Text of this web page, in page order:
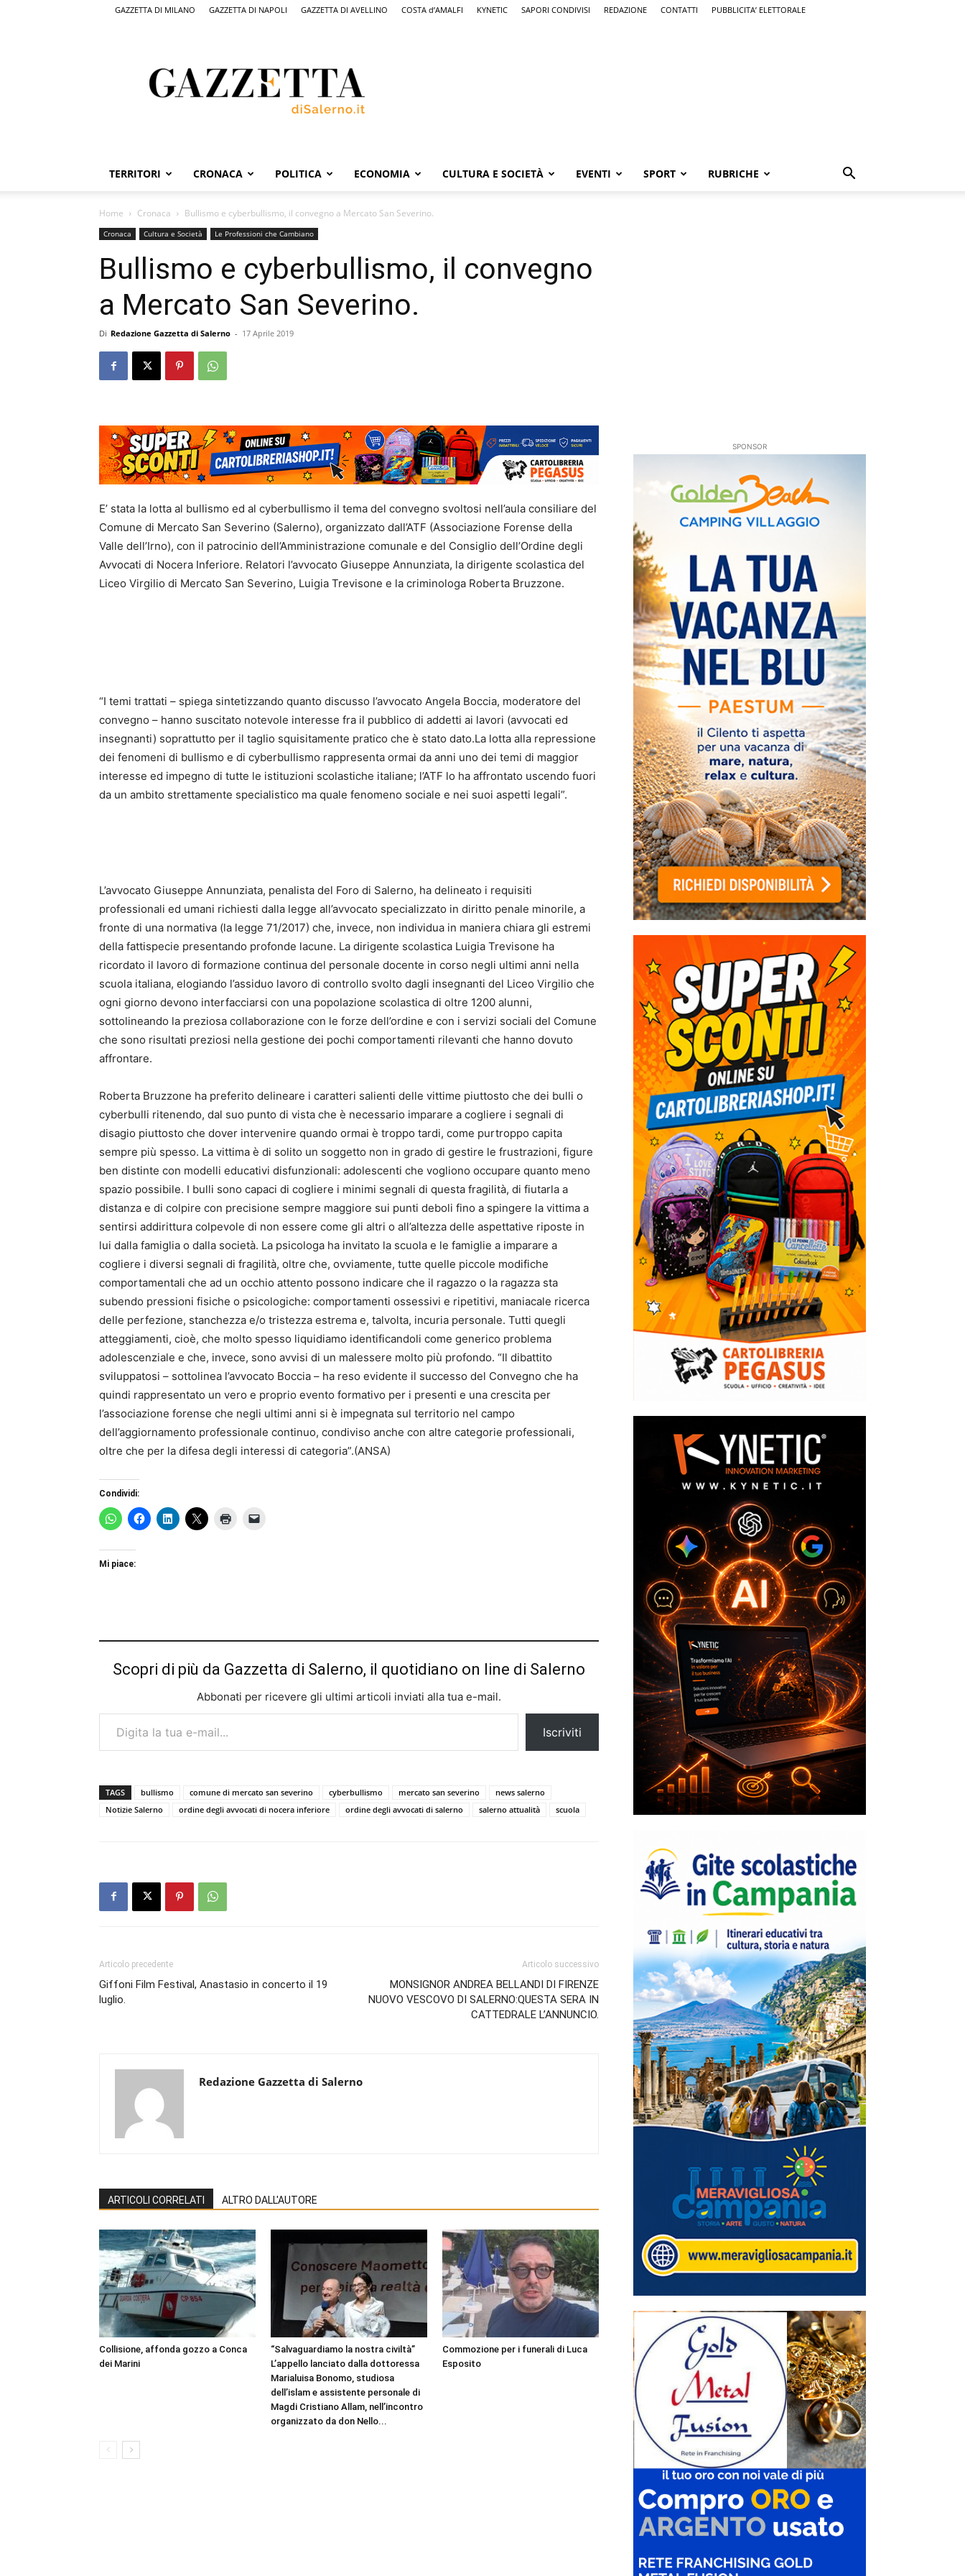
GAZZETTA DI MILANO GAZZETTA DI NAPOLI GAZZETTA DI AVELLINO COSTA d’AMALFI KYNETIC SAPORI CONDIVISI REDAZIONE CONTATTI PUBBLICITA’ ELETTORALE
Salerno,
il
quotidiano
Salerno
TERRITORI CRONACA POLITICA ECONOMIA CULTURA E SOCIETÀ EVENTI SPORT RUBRICHE
Home Cronaca Bullismo e cyberbullismo, il convegno a Mercato San Severino.
Cronaca Cultura e Società Le Professioni che Cambiano
Bullismo e cyberbullismo, il convegno
a Mercato San Severino.
Di Redazione Gazzetta di Salerno - 17 Aprile 2019
E’ stata la lotta al bullismo ed al cyberbullismo il tema del convegno svoltosi nell’aula consiliare del
Comune di Mercato San Severino (Salerno), organizzato dall’ATF (Associazione Forense della
Valle dell’Irno), con il patrocinio dell’Amministrazione comunale e del Consiglio dell’Ordine degli
Avvocati di Nocera Inferiore. Relatori l’avvocato Giuseppe Annunziata, la dirigente scolastica del
Liceo Virgilio di Mercato San Severino, Luigia Trevisone e la criminologa Roberta Bruzzone.
“I temi trattati – spiega sintetizzando quanto discusso l’avvocato Angela Boccia, moderatore del
convegno – hanno suscitato notevole interesse fra il pubblico di addetti ai lavori (avvocati ed
insegnanti) soprattutto per il taglio squisitamente pratico che è stato dato.La lotta alla repressione
dei fenomeni di bullismo e di cyberbullismo rappresenta ormai da anni uno dei temi di maggior
interesse ed impegno di tutte le istituzioni scolastiche italiane; l’ATF lo ha affrontato uscendo fuori
da un ambito strettamente specialistico ma quale fenomeno sociale e nei suoi aspetti legali”.
L’avvocato Giuseppe Annunziata, penalista del Foro di Salerno, ha delineato i requisiti
professionali ed umani richiesti dalla legge all’avvocato specializzato in diritto penale minorile, a
fronte di una normativa (la legge 71/2017) che, invece, non individua in maniera chiara gli estremi
della fattispecie presentando profonde lacune. La dirigente scolastica Luigia Trevisone ha
ricordato il lavoro di formazione continua del personale docente in corso negli ultimi anni nella
scuola italiana, elogiando l’assiduo lavoro di controllo svolto dagli insegnanti del Liceo Virgilio che
ogni giorno devono interfacciarsi con una popolazione scolastica di oltre 1200 alunni,
sottolineando la preziosa collaborazione con le forze dell’ordine e con i servizi sociali del Comune
che sono risultati preziosi nella gestione dei pochi comportamenti rilevanti che hanno dovuto
affrontare.
Roberta Bruzzone ha preferito delineare i caratteri salienti delle vittime piuttosto che dei bulli o
cyberbulli ritenendo, dal suo punto di vista che è necessario imparare a cogliere i segnali di
disagio piuttosto che dover intervenire quando ormai è troppo tardi, come purtroppo capita
sempre più spesso. La vittima è di solito un soggetto non in grado di gestire le frustrazioni, figure
ben distinte con modelli educativi disfunzionali: adolescenti che vogliono occupare quanto meno
spazio possibile. I bulli sono capaci di cogliere i minimi segnali di questa fragilità, di fiutarla a
distanza e di colpire con precisione sempre maggiore sui punti deboli fino a spingere la vittima a
sentirsi addirittura colpevole di non essere come gli altri o all’altezza delle aspettative riposte in
lui dalla famiglia o dalla società. La psicologa ha invitato la scuola e le famiglie a imparare a
cogliere i diversi segnali di fragilità, oltre che, ovviamente, tutte quelle piccole modifiche
comportamentali che ad un occhio attento possono indicare che il ragazzo o la ragazza sta
subendo pressioni fisiche o psicologiche: comportamenti ossessivi e ripetitivi, maniacale ricerca
delle perfezione, stanchezza e/o tristezza estrema e, talvolta, incuria personale. Tutti quegli
atteggiamenti, cioè, che molto spesso liquidiamo identificandoli come generico problema
adolescenziale e che, invece, sono avvisi di un malessere molto più profondo. “Il dibattito
sviluppatosi – sottolinea l’avvocato Boccia – ha reso evidente il successo del Convegno che ha
quindi rappresentato un vero e proprio evento formativo per i presenti e una crescita per
l’associazione forense che negli ultimi anni si è impegnata sul territorio nel campo
dell’aggiornamento professionale continuo, condiviso anche con altre categorie professionali,
oltre che per la difesa degli interessi di categoria”.(ANSA)
Condividi:
Mi piace:
Scopri di più da Gazzetta di Salerno, il quotidiano on line di Salerno
Abbonati per ricevere gli ultimi articoli inviati alla tua e-mail.
Digita la tua e-mail...
Iscriviti
TAGS bullismo comune di mercato san severino cyberbullismo mercato san severino
news salerno
Notizie Salerno
ordine degli avvocati di nocera inferiore ordine degli avvocati di salerno salerno attualità scuola
Articolo precedente
Giffoni Film Festival, Anastasio in concerto il 19
luglio.
Articolo successivo
MONSIGNOR ANDREA BELLANDI DI FIRENZE
NUOVO VESCOVO DI SALERNO:QUESTA SERA IN
CATTEDRALE L’ANNUNCIO.
Redazione Gazzetta di Salerno
ARTICOLI CORRELATI ALTRO DALL'AUTORE
Collisione, affonda gozzo a Conca
dei Marini
“Salvaguardiamo la nostra civiltà”
L’appello lanciato dalla dottoressa
Marialuisa Bonomo, studiosa
dell’islam e assistente personale di
Magdi Cristiano Allam, nell’incontro
organizzato da don Nello...
Commozione per i funerali di Luca
Esposito
SPONSOR